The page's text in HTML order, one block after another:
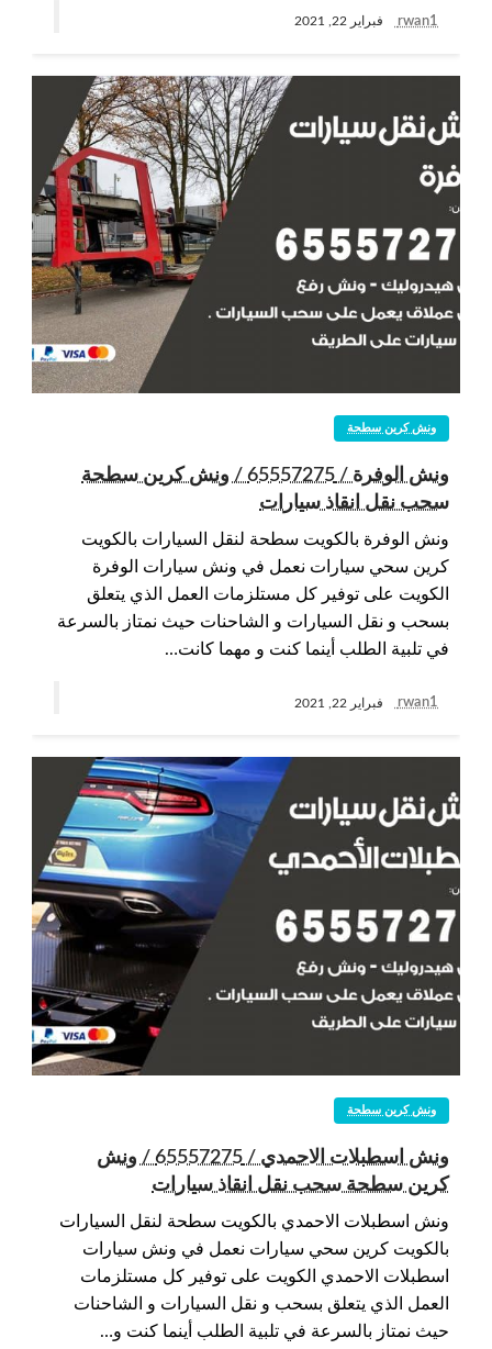
rwan1 فبراير 22, 2021
ونش كرين سطحة
ونش الوفرة / 65557275 / ونش كرين سطحة
سحب نقل انقاذ سيارات
ونش الوفرة بالكويت سطحة لنقل السيارات بالكويت
كرين سحي سيارات نعمل في ونش سيارات الوفرة
الكويت على توفير كل مستلزمات العمل الذي يتعلق
بسحب و نقل السيارات و الشاحنات حيث نمتاز بالسرعة
في تلبية الطلب أينما كنت و مهما كانت…
rwan1 فبراير 22, 2021
ونش كرين سطحة
ونش اسطبلات الاحمدي / 65557275 / ونش
كرين سطحة سحب نقل انقاذ سيارات
ونش اسطبلات الاحمدي بالكويت سطحة لنقل السيارات
بالكويت كرين سحي سيارات نعمل في ونش سيارات
اسطبلات الاحمدي الكويت على توفير كل مستلزمات
العمل الذي يتعلق بسحب و نقل السيارات و الشاحنات
حيث نمتاز بالسرعة في تلبية الطلب أينما كنت و…